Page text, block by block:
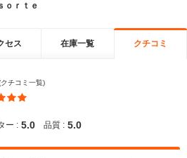
ｏｒｔｅ
セス 在庫一覧 クチコミ
チコミ一覧)
ー : 5.0 品質 : 5.0